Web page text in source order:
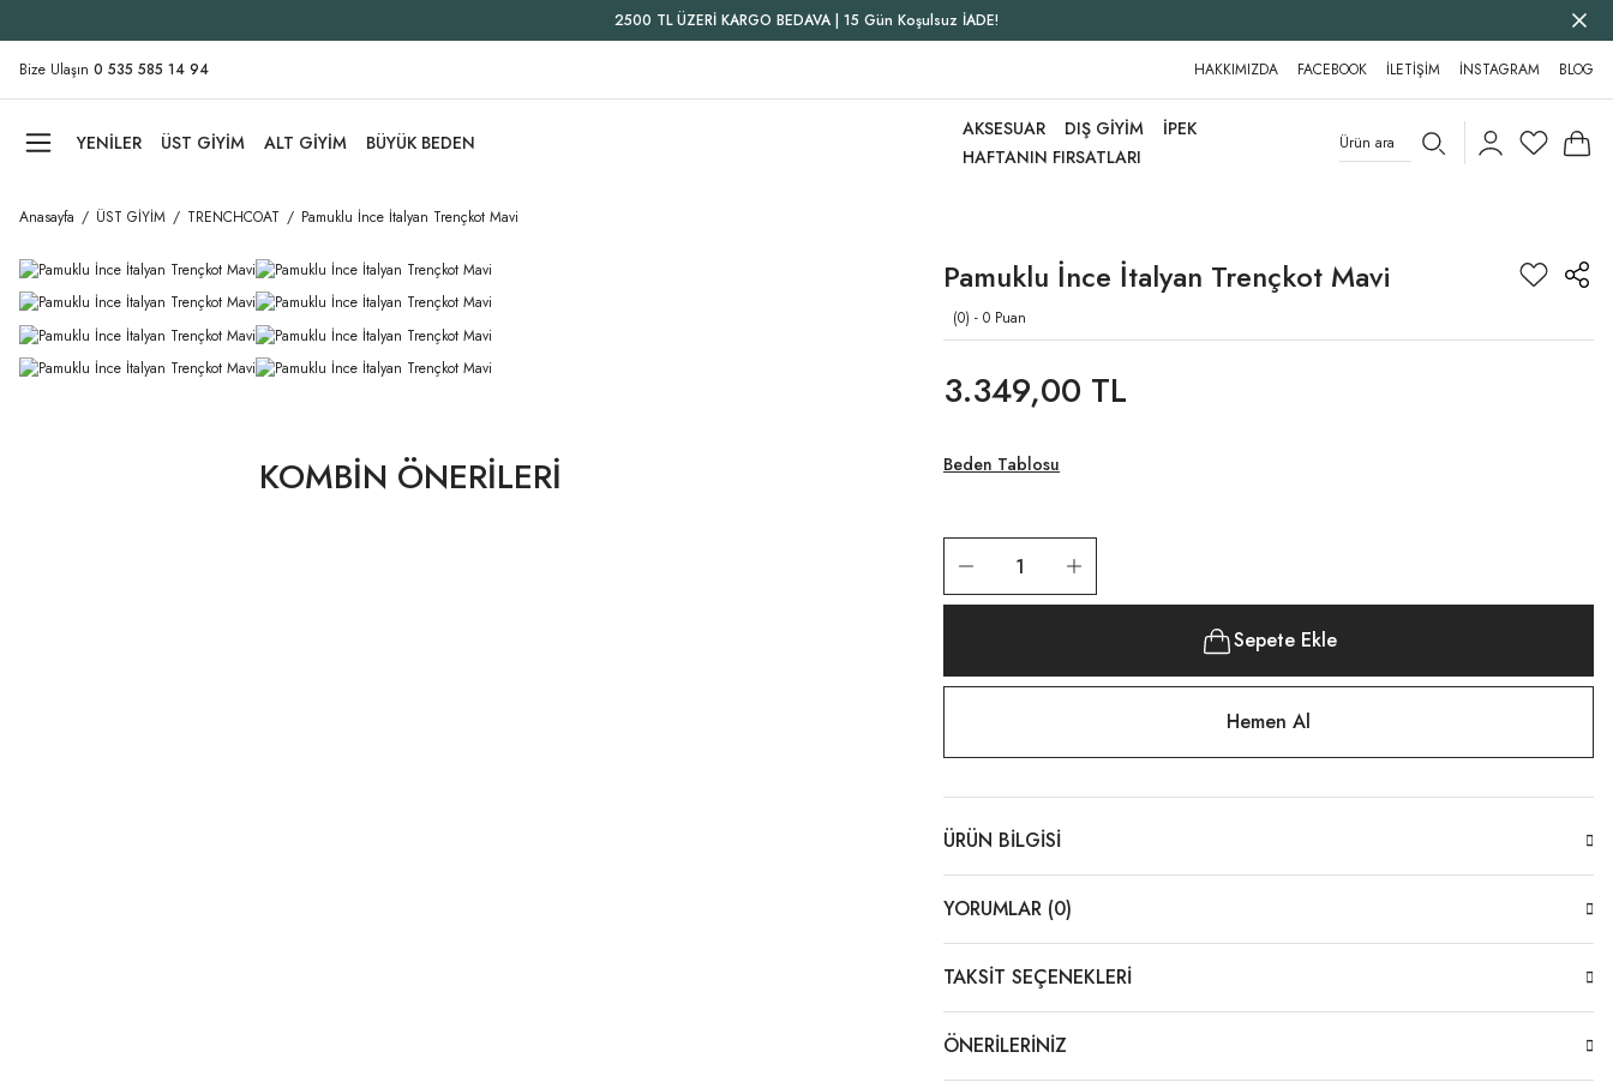
2500 TL ÜZERİ KARGO BEDAVA | 15 Gün Koşulsuz İADE!
Bize Ulaşın 0 535 585 14 94 HAKKIMIZDA FACEBOOK İLETİŞİM İNSTAGRAM BLOG
YENİLER ÜST GİYİM ALT GİYİM BÜYÜK BEDEN
AKSESUAR DIŞ GİYİM
İPEK
HAFTANIN FIRSATLARI
Anasayfa ÜST GİYİM TRENCHCOAT Pamuklu İnce İtalyan Trençkot Mavi
KOMBİN ÖNERİLERİ
Pamuklu İnce İtalyan Trençkot Mavi
(0) - 0 Puan
3.349,00 TL
Beden Tablosu
Sepete Ekle
Hemen Al
ÜRÜN BILGISI
YORUMLAR (0)
TAKSIT SEÇENEKLERI
ÖNERILERINIZ